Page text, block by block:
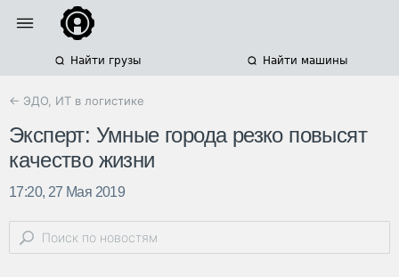
Найти грузы Найти машины
← ЭДО, ИТ в логистике
Эксперт: Умные города резко повысят
качество жизни
17:20, 27 Мая 2019